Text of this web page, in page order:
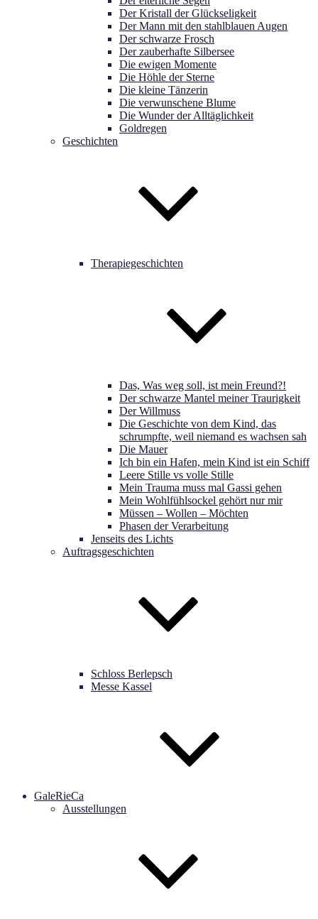
Der Kristall der Glückseligkeit
Der Mann mit den stahlblauen Augen
Der schwarze Frosch
Der zauberhafte Silbersee
Die ewigen Momente
Die Höhle der Sterne
Die kleine Tänzerin
Die verwunschene Blume
Die Wunder der Alltäglichkeit
Goldregen
Geschichten
Therapiegeschichten
Das, Was weg soll, ist mein Freund?!
Der schwarze Mantel meiner Traurigkeit
Der Willmuss
Die Geschichte von dem Kind, das
schrumpfte, weil niemand es wachsen sah
Die Mauer
Ich bin ein Hafen, mein Kind ist ein Schiff
Leere Stille vs volle Stille
Mein Trauma muss mal Gassi gehen
Mein Wohlfühlsockel gehört nur mir
Müssen – Wollen – Möchten
Phasen der Verarbeitung
Jenseits des Lichts
Auftragsgeschichten
Schloss Berlepsch
Messe Kassel
GaleRieCa
Ausstellungen